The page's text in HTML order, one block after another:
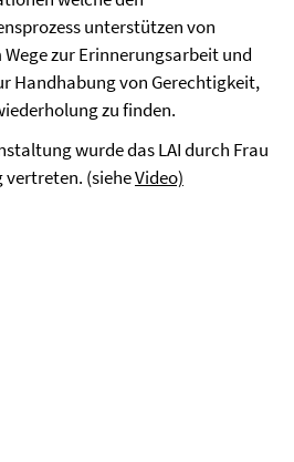
unterstützen von
zur Erinnerungsarbeit und
Handhabung von Gerechtigkeit,
zu finden.
wurde das LAI durch Frau
vertreten. (sieheVideo)